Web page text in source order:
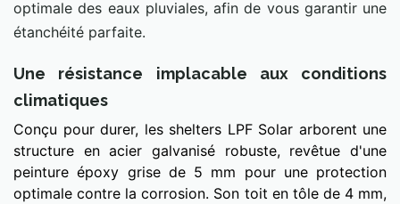
optimale des eaux pluviales, afin de vous garantir une
étanchéité parfaite.
Une résistance implacable aux conditions
climatiques
Conçu pour durer, les shelters LPF Solar arborent une
structure en acier galvanisé robuste, revêtue d'une
peinture époxy grise de 5 mm pour une protection
optimale contre la corrosion. Son toit en tôle de 4 mm,